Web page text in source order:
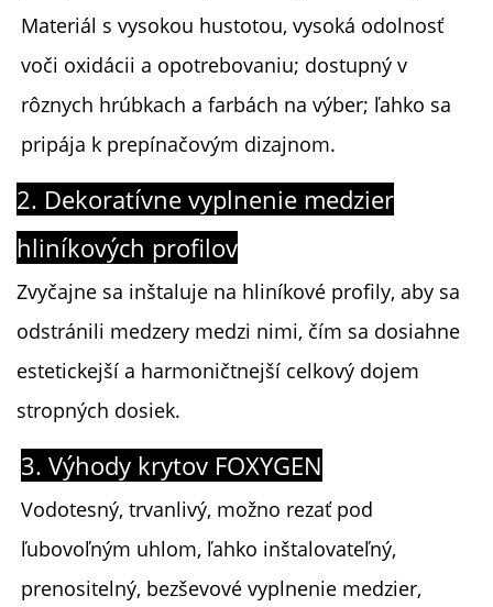
Materiál s vysokou hustotou, vysoká odolnosť
voči oxidácii a opotrebovaniu; dostupný v
rôznych hrúbkach a farbách na výber; ľahko sa
pripája k prepínačovým dizajnom.
2. Dekoratívne vyplnenie medzier
hliníkových profilov
Zvyčajne sa inštaluje na hliníkové profily, aby sa
odstránili medzery medzi nimi, čím sa dosiahne
estetickejší a harmoničtnejší celkový dojem
stropných dosiek.
3. Výhody krytov FOXYGEN
Vodotesný, trvanlivý, možno rezať pod
ľubovoľným uhlom, ľahko inštalovateľný,
prenositelný, bezševové vyplnenie medzier,